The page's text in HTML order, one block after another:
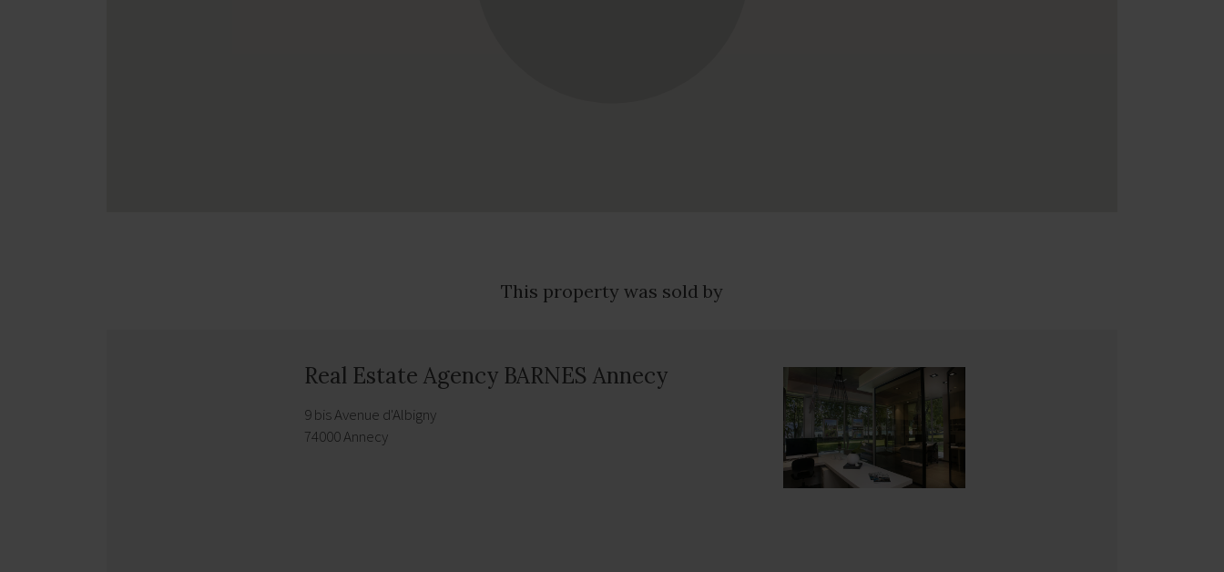
This property was sold by
Real Estate Agency BARNES Annecy
9 bis Avenue d'Albigny
74000 Annecy